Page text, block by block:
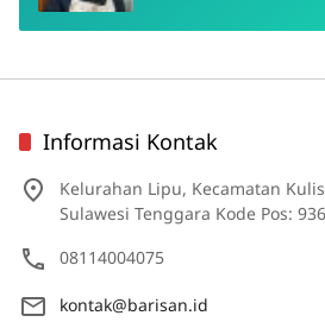
Informasi Kontak
Kelurahan Lipu, Kecamatan
Sulawesi Tenggara Kode Pos:
08114004075
kontak@barisan.id